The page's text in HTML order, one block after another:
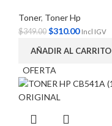
Toner, Toner Hp
$349.00 $310.00 Incl IGV
AÑADIR AL CARRITO
OFERTA